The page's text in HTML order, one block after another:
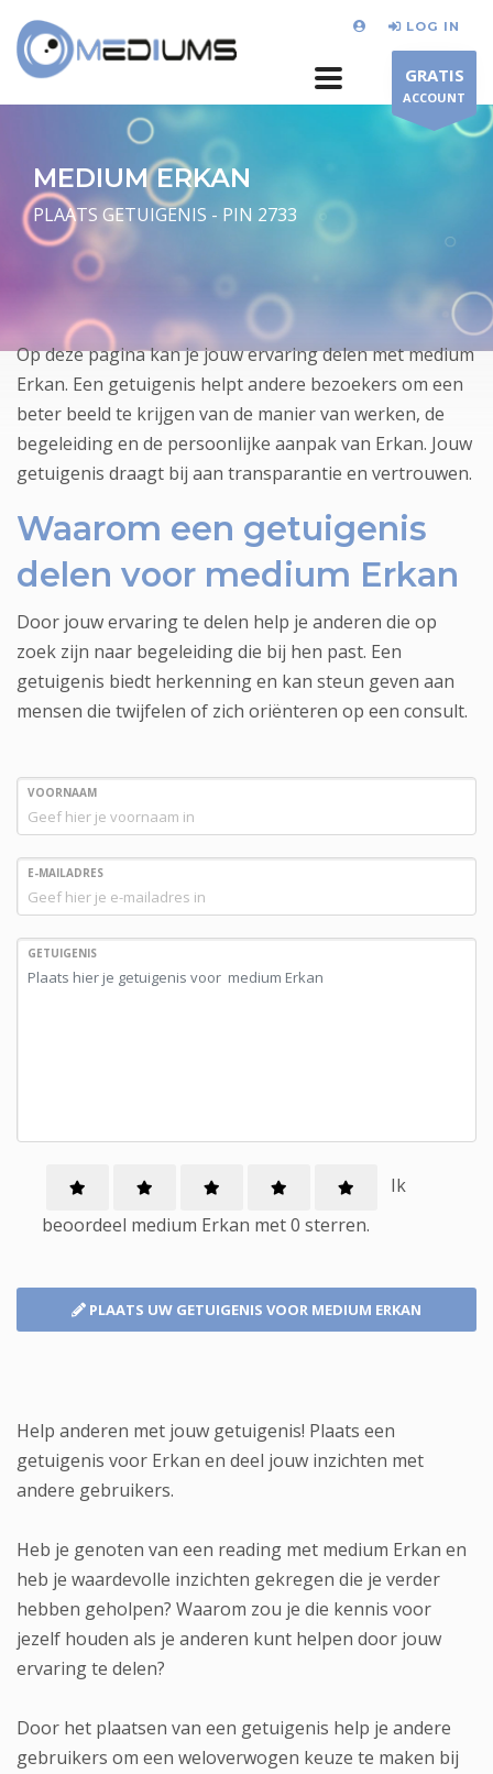
LOG IN
GRATIS
ACCOUNT
MEDIUM ERKAN
PLAATS GETUIGENIS - PIN 2733
Op deze pagina kan je jouw ervaring delen met medium
Erkan. Een getuigenis helpt andere bezoekers om een
beter beeld te krijgen van de manier van werken, de
begeleiding en de persoonlijke aanpak van Erkan. Jouw
getuigenis draagt bij aan transparantie en vertrouwen.
Waarom een getuigenis
delen voor medium Erkan
Door jouw ervaring te delen help je anderen die op
zoek zijn naar begeleiding die bij hen past. Een
getuigenis biedt herkenning en kan steun geven aan
mensen die twijfelen of zich oriënteren op een consult.
VOORNAAM
E-MAILADRES
GETUIGENIS
Ik
beoordeel medium Erkan met0 sterren.
PLAATS UW GETUIGENIS VOOR MEDIUM ERKAN
Help anderen met jouw getuigenis! Plaats een
getuigenis voor Erkan en deel jouw inzichten met
andere gebruikers.
Heb je genoten van een reading met medium Erkan en
heb je waardevolle inzichten gekregen die je verder
hebben geholpen? Waarom zou je die kennis voor
jezelf houden als je anderen kunt helpen door jouw
ervaring te delen?
Door het plaatsen van een getuigenis help je andere
gebruikers om een weloverwogen keuze te maken bij